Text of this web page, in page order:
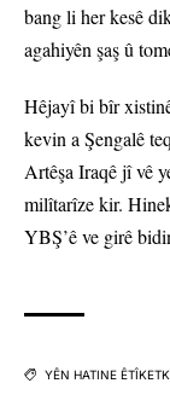
bang li her kesê
agahiyên şaş û
Hêjayî bi bîr
kevin a Şengalê
Artêşa Iraqê jî vê
milîtarîze kir.
YBŞ’ê ve girê
YÊN HATINE